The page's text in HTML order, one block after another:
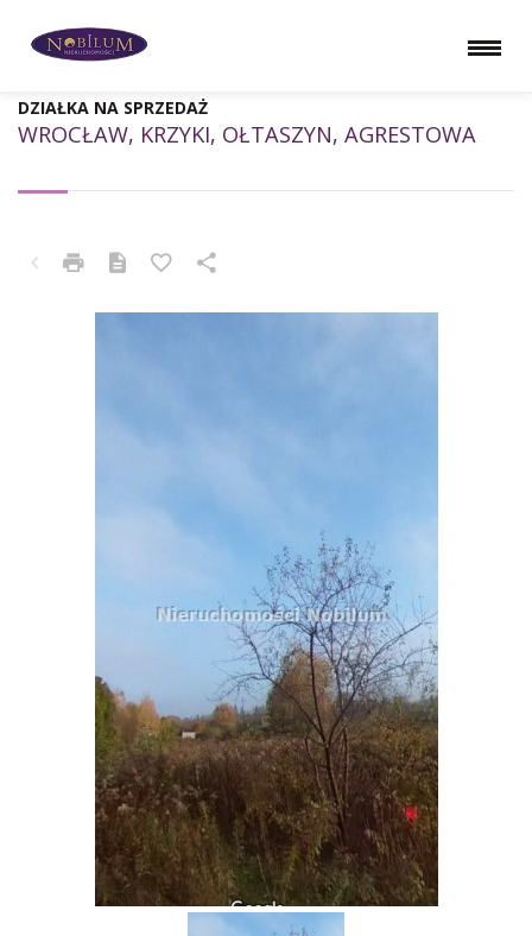
WROCŁAW, KRZYKI, OŁTASZYN, AGRESTOWA
DZIAŁKA NA SPRZEDAŻ